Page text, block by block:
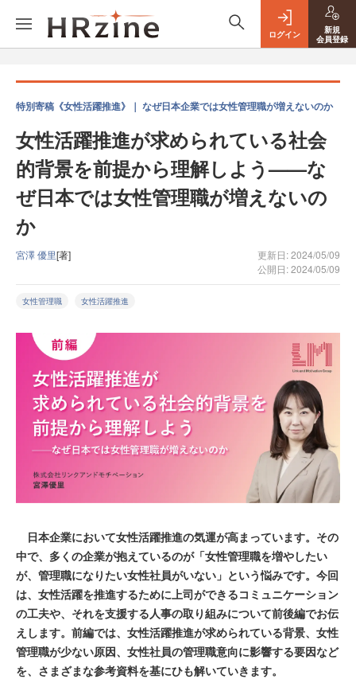
ログイン
新規
会員登録
特別寄稿《女性活躍推進》｜ なぜ日本企業では女性管理職が増えないのか
女性活躍推進が求められている社会
的背景を前提から理解しよう——な
ぜ日本では女性管理職が増えないの
か
宮澤 優里[著]
更新日: 2024/05/09
公開日: 2024/05/09
女性管理職 女性活躍推進
日本企業において女性活躍推進の気運が高まっています。その
中で、多くの企業が抱えているのが「女性管理職を増やしたい
が、管理職になりたい女性社員がいない」という悩みです。今回
は、女性活躍を推進するために上司ができるコミュニケーション
の工夫や、それを支援する人事の取り組みについて前後編でお伝
えします。前編では、女性活躍推進が求められている背景、女性
管理職が少ない原因、女性社員の管理職意向に影響する要因など
を、さまざまな参考資料を基にひも解いていきます。